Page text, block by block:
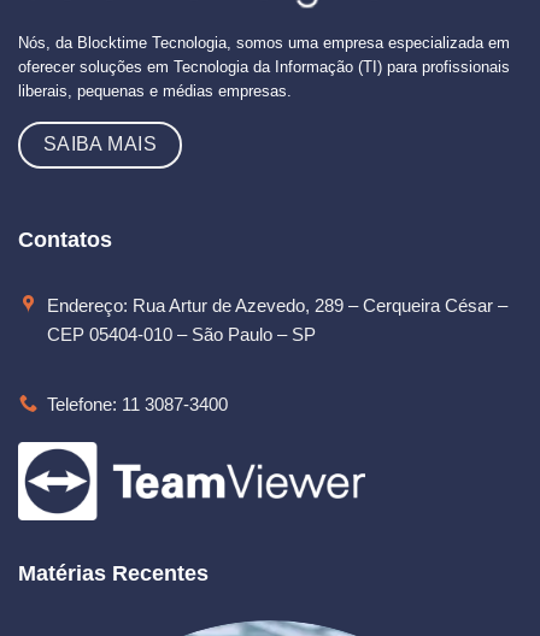
Nós, da Blocktime Tecnologia, somos uma empresa especializada em
oferecer soluções em Tecnologia da Informação (TI) para profissionais
liberais, pequenas e médias empresas.
SAIBA MAIS
Contatos
Endereço: Rua Artur de Azevedo, 289 – Cerqueira César –
CEP 05404-010 – São Paulo – SP
Telefone: 11 3087-3400
Matérias Recentes